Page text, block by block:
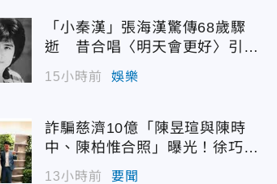
「小秦漢」張海漢驚傳68歲驟
逝 昔合唱〈明天會更好〉引追
15小時前 娛樂
詐騙慈濟10億「陳昱瑄與陳時
中、陳柏惟合照」曝光！徐巧芯
震撼出手
13小時前 要聞